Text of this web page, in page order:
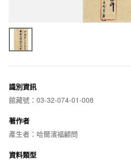
識別資訊
館藏號：03-32-074-01-008
著作者
產生者：哈爾濱福顧問
資料類型